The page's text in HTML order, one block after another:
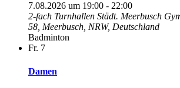
7.08.2026 um 19:00 - 22:00
2-fach Turnhallen Städt. Meerbusch
58, Meerbusch, NRW, Deutschland
Badminton
Fr. 7
Damen